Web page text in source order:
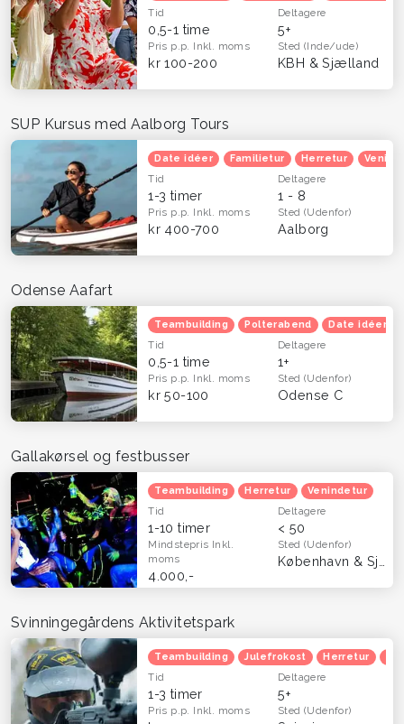
Tid
0,5-1 time
Deltagere
5+
Pris p.p. Inkl. moms
kr 100-200
Sted(Inde/ude)
KBH & Sjælland
SUP Kursus med Aalborg Tours
Date idéer Familietur Herretur
Tid
1-3 timer
Deltagere
1 - 8
Pris p.p. Inkl. moms
kr 400-700
Sted(Udenfor)
Aalborg
Odense Aafart
Teambuilding Polterabend Date idéer
Tid
0,5-1 time
Deltagere
1+
Pris p.p. Inkl. moms
kr 50-100
Sted(Udenfor)
Odense C
Gallakørsel og festbusser
Teambuilding Herretur Venindetur
Tid
1-10 timer
Deltagere
< 50
Mindstepris Inkl.
moms
4.000,-
Sted(Udenfor)
Svinningegårdens Aktivitetspark
Teambuilding Julefrokost Herretur
Tid
1-3 timer
Deltagere
5+
Pris p.p. Inkl. moms Sted(Udenfor)